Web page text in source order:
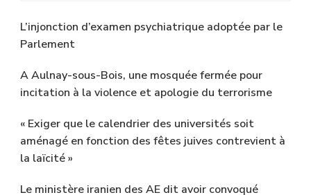
L’injonction d’examen psychiatrique adoptée par le
Parlement
A Aulnay-sous-Bois, une mosquée fermée pour
incitation à la violence et apologie du terrorisme
« Exiger que le calendrier des universités soit
aménagé en fonction des fêtes juives contrevient à
la laïcité »
Le ministère iranien des AE dit avoir convoqué